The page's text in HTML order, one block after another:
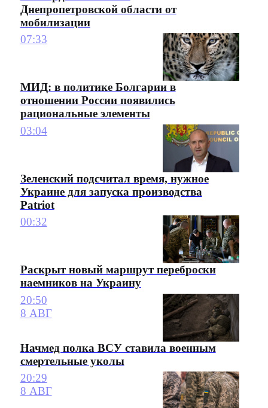
Днепропетровской области от
мобилизации
07:33
МИД: в политике Болгарии в
отношении России появились
рациональные элементы
03:04
Зеленский подсчитал время, нужное
Украине для запуска производства
Patriot
00:32
Раскрыт новый маршрут переброски
наемников на Украину
20:50
8 АВГ
Начмед полка ВСУ ставила военным
смертельные уколы
20:29
8 АВГ